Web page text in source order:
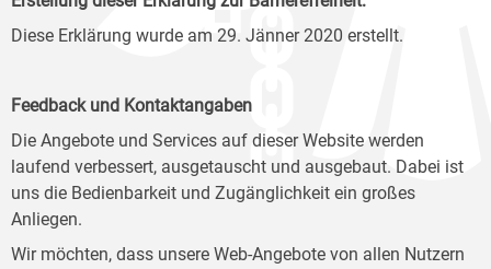
Diese Erklärung wurde am 29. Jänner 2020 erstellt.
Feedback und Kontaktangaben
Die Angebote und Services auf dieser Website werden
laufend verbessert, ausgetauscht und ausgebaut. Dabei ist
uns die Bedienbarkeit und Zugänglichkeit ein großes
Anliegen.
Wir möchten, dass unsere Web-Angebote von allen Nutzern